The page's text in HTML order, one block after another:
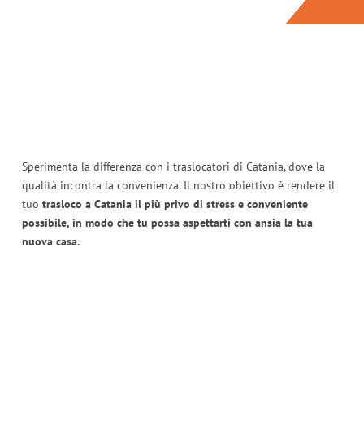
Sperimenta la differenza con i traslocatori di Catania, dove la
qualità incontra la convenienza. Il nostro obiettivo è rendere il
tuo trasloco a Catania il più privo di stress e conveniente
possibile, in modo che tu possa aspettarti con ansia la tua
nuova casa.